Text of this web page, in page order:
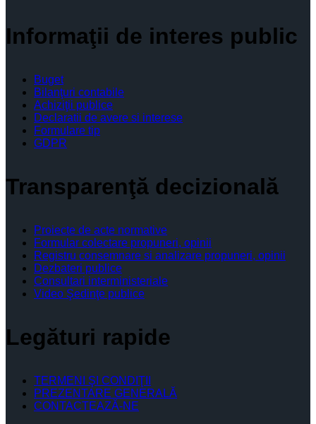
Informaţii de interes public
Buget
Bilanţuri contabile
Achiziţii publice
Declaratii de avere si interese
Formulare tip
GDPR
Transparenţă decizională
Proiecte de acte normative
Formular colectare propuneri, opinii
Registru consemnare si analizare propuneri, opinii
Dezbateri publice
Consultari interministeriale
Video Şedinţe publice
Legături rapide
TERMENI ŞI CONDIŢII
PREZENTARE GENERALĂ
CONTACTEAZĂ-NE